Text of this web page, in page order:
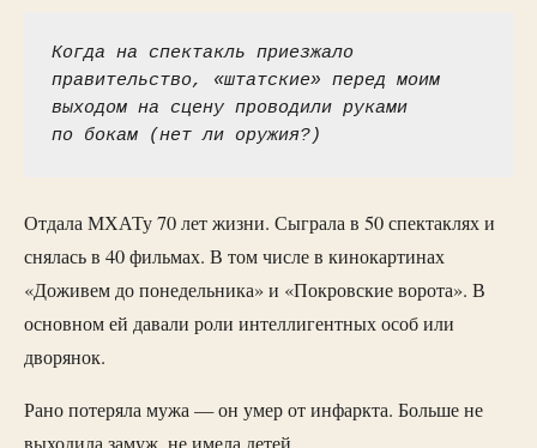
Когда на спектакль приезжало
правительство, «штатские» перед моим
выходом на сцену проводили руками
по бокам (нет ли оружия?)
Отдала МХАТу 70 лет жизни. Сыграла в 50 спектаклях и
снялась в 40 фильмах. В том числе в кинокартинах
«Доживем до понедельника» и «Покровские ворота». В
основном ей давали роли интеллигентных особ или
дворянок.
Рано потеряла мужа — он умер от инфаркта. Больше не